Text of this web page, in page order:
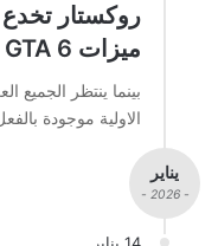
روكستار تخدع
ميزات GTA 6 داخل GTA Online؟
الاولية موجودة بالفعل تحت
يناير
- 2026 -